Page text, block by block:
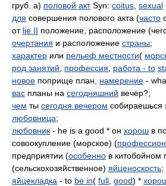
груб. а) половой актSyn: coitus sexual
для совершения полового акта (часто
от lie II положение, расположение
очертания и расположение страны;
характер или рельеф местности(
род занятий
профессия работа - to
новое поприще план, намерение -
вас планы на сегодняшний вечер?;
чем ты сегодня вечером собираешься
любовница;
любовник - he is a good * он хорош в
совоокупление (морское) (
предприятии (особенно в китобойном
(сельскохозяйственное) яйценоскость;
яйцекладка - to be in( full good) *